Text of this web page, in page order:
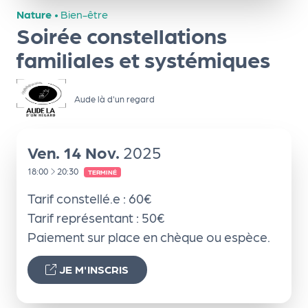
Nature • Bien-être
Soirée constellations
familiales et systémiques
Aude là d'un regard
Ven. 14 Nov. 2025
18:00 À
20:30 TERMINÉ
Tarif constellé.e : 60€
Tarif représentant : 50€
Paiement sur place en chèque ou espèce.
JE M'INSCRIS
ns
PR
O
G!
PR
G!
Le
Ma
g
Sui
vr
e